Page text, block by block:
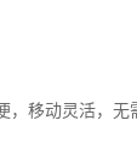
，移动灵活，无